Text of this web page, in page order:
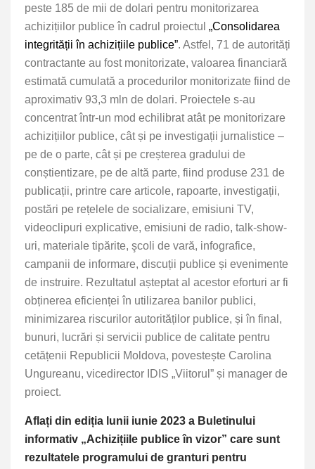
peste 185 de mii de dolari pentru monitorizarea
achizițiilor publice în cadrul proiectul „Consolidarea
integrității în achizițiile publice”. Astfel, 71 de autorități
contractante au fost monitorizate, valoarea financiară
estimată cumulată a procedurilor monitorizate fiind de
aproximativ 93,3 mln de dolari. Proiectele s-au
concentrat într-un mod echilibrat atât pe monitorizare
achizițiilor publice, cât și pe investigații jurnalistice –
pe de o parte, cât și pe creșterea gradului de
conștientizare, pe de altă parte, fiind produse 231 de
publicații, printre care articole, rapoarte, investigații,
postări pe rețelele de socializare, emisiuni TV,
videoclipuri explicative, emisiuni de radio, talk-show-
uri, materiale tipărite, şcoli de vară, infografice,
campanii de informare, discuții publice și evenimente
de instruire. Rezultatul așteptat al acestor eforturi ar fi
obținerea eficienței în utilizarea banilor publici,
minimizarea riscurilor autorităților publice, și în final,
bunuri, lucrări și servicii publice de calitate pentru
cetățenii Republicii Moldova, povestește Carolina
Ungureanu, vicedirector IDIS „Viitorul” și manager de
proiect.
Aflați din ediția lunii iunie 2023 a Buletinului
informativ „Achizițiile publice în vizor” care sunt
rezultatele programului de granturi pentru